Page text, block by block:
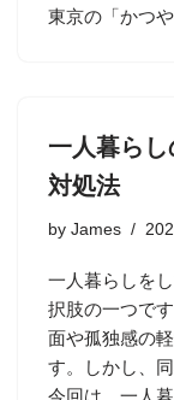
東京の「かつ
一人暮ら
対処法
by James
一人暮らしを
択肢の一つで
面や孤独感の
す。しかし、
今回は、一人